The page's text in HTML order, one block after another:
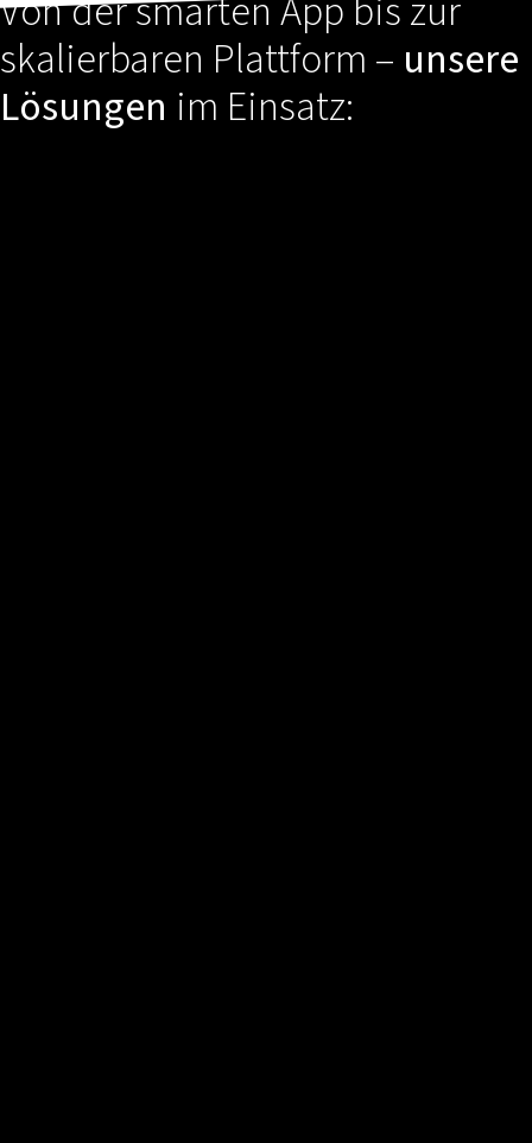
Von der smarten App bis zur
skalierbaren Plattform – unsere
Lösungen im Einsatz: